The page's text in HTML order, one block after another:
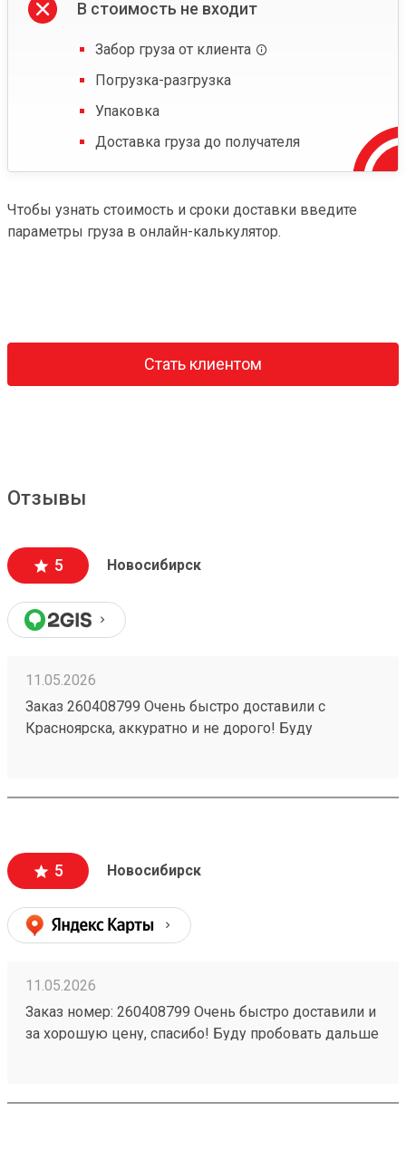
В стоимость не входит
Забор груза от клиента
Погрузка-разгрузка
Упаковка
Доставка груза до получателя
Чтобы узнать стоимость и сроки доставки введите
параметры груза в онлайн-калькулятор.
Стать клиентом
Отзывы
5 Новосибирск
11.05.2026
Заказ 260408799 Очень быстро доставили с
Красноярска, аккуратно и не дорого! Буду
5 Новосибирск
11.05.2026
Заказ номер: 260408799 Очень быстро доставили и
за хорошую цену, спасибо! Буду пробовать дальше